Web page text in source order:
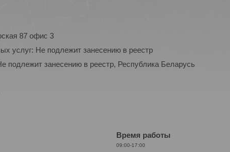
87 офис 3
услуг: Не подлежит занесению в реестр
подлежит занесению в реестр, Республика Беларусь
Время работы
09:00-17:00